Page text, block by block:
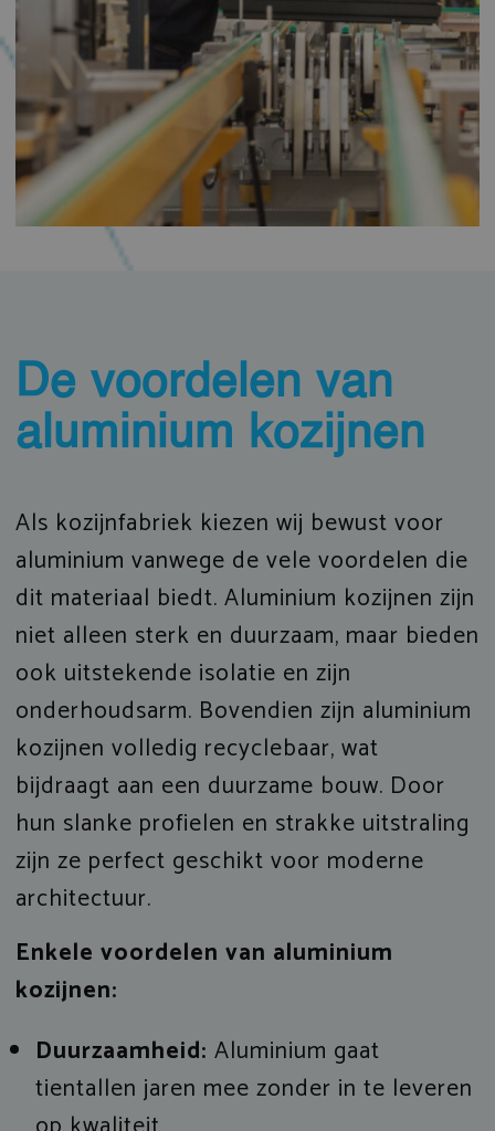
De voordelen van
aluminium kozijnen
Als kozijnfabriek kiezen wij bewust voor
aluminium vanwege de vele voordelen die
dit materiaal biedt. Aluminium kozijnen zijn
niet alleen sterk en duurzaam, maar bieden
ook uitstekende isolatie en zijn
onderhoudsarm. Bovendien zijn aluminium
kozijnen volledig recyclebaar, wat
bijdraagt aan een duurzame bouw. Door
hun slanke profielen en strakke uitstraling
zijn ze perfect geschikt voor moderne
architectuur.
Enkele voordelen van aluminium
kozijnen:
Duurzaamheid: Aluminium gaat
tientallen jaren mee zonder in te leveren